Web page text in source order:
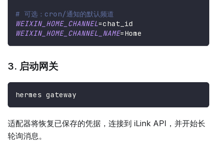
# 可选：cron/通知的默认频道
WEIXIN_HOME_CHANNEL=chat_id
WEIXIN_HOME_CHANNEL_NAME=Home
3. 启动网关
hermes gateway
适配器将恢复已保存的凭据，连接到 iLink API，并开始长
轮询消息。